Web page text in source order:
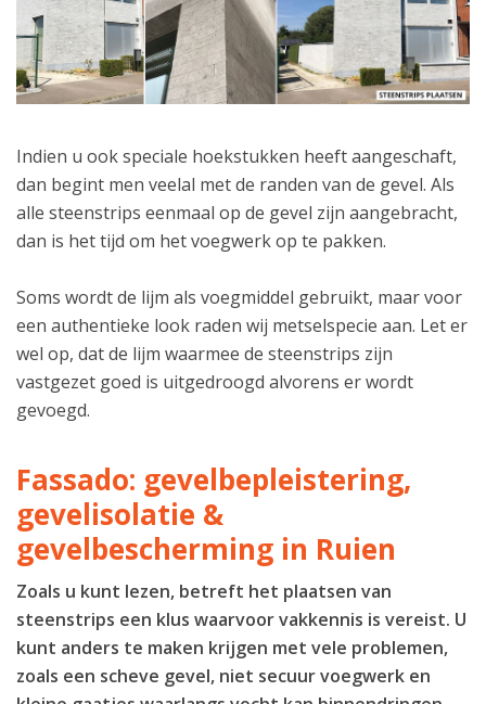
Indien u ook speciale hoekstukken heeft aangeschaft,
dan begint men veelal met de randen van de gevel. Als
alle steenstrips eenmaal op de gevel zijn aangebracht,
dan is het tijd om het voegwerk op te pakken.
Soms wordt de lijm als voegmiddel gebruikt, maar voor
een authentieke look raden wij metselspecie aan. Let er
wel op, dat de lijm waarmee de steenstrips zijn
vastgezet goed is uitgedroogd alvorens er wordt
gevoegd.
Fassado: gevelbepleistering,
gevelisolatie &
gevelbescherming in Ruien
Zoals u kunt lezen, betreft het plaatsen van
steenstrips een klus waarvoor vakkennis is vereist. U
kunt anders te maken krijgen met vele problemen,
zoals een scheve gevel, niet secuur voegwerk en